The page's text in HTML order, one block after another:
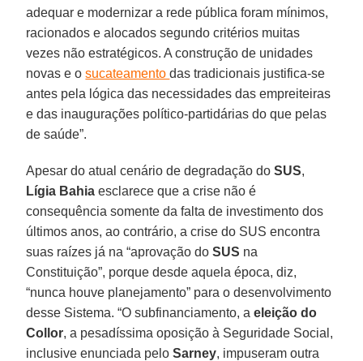
adequar e modernizar a rede pública foram mínimos,
racionados e alocados segundo critérios muitas
vezes não estratégicos. A construção de unidades
novas e osucateamentodas tradicionais justifica-se
antes pela lógica das necessidades das empreiteiras
e das inaugurações político-partidárias do que pelas
de saúde”.
Apesar do atual cenário de degradação doSUS,
Lígia Bahia esclarece que a crise não é
consequência somente da falta de investimento dos
últimos anos, ao contrário, a crise do SUS encontra
suas raízes já na “aprovação doSUS na
Constituição”, porque desde aquela época, diz,
“nunca houve planejamento” para o desenvolvimento
desse Sistema. “O subfinanciamento, aeleição do
Collor, a pesadíssima oposição à Seguridade Social,
inclusive enunciada peloSarney, impuseram outra